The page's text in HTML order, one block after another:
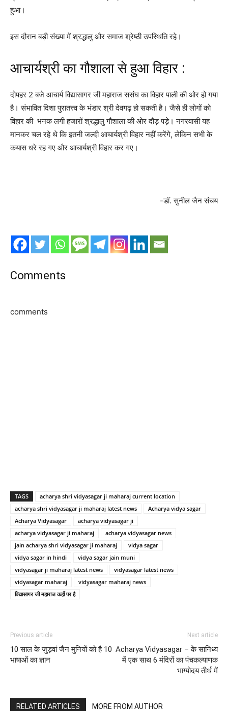
हुआ।
इस दौरान बड़ी संख्या में श्रद्धालु और समाज श्रेष्ठी उपस्थिति रहे।
आचार्यश्री का गौशाला से हुआ विहार :
दोपहर 2 बजे आचार्य विद्यासागर जी महाराज ससंघ का विहार पाली की ओर हो गया
है। संभावित दिशा पुरातत्त्व के भंडार श्री देवगढ़ हो सकती है। जैसे ही लोगों को
विहार की भनक लगी हजारों श्रद्धालु गौशाला की ओर दौड़ पड़े। नगरवासी यह
मानकर चल रहे थे कि इतनी जल्दी आचार्यश्री विहार नहीं करेंगे, लेकिन सभी के
कयास धरे रह गए और आचार्यश्री विहार कर गए।
-डॉ. सुनील जैन संचय
Comments
comments
TAGS
acharya shri vidyasagar ji maharaj current location
acharya shri vidyasagar ji maharaj latest news
Acharya vidya sagar
Acharya Vidyasagar
acharya vidyasagar ji
acharya vidyasagar ji maharaj
acharya vidyasagar news
jain acharya shri vidyasagar ji maharaj
vidya sagar
vidya sagar in hindi
vidya sagar jain muni
vidyasagar ji maharaj latest news
vidyasagar latest news
vidyasagar maharaj
vidyasagar maharaj news
विद्यासागर जी महाराज कहाँ पर है
Previous article
10 साल के जुड़वां जैन मुनियों को है 10
भाषाओं का ज्ञान
Next article
Acharya Vidyasagar – के सानिध्य
में एक साथ 6 मंदिरों का पंचकल्याणक
भाग्योदय तीर्थ में
RELATED ARTICLES MORE FROM AUTHOR